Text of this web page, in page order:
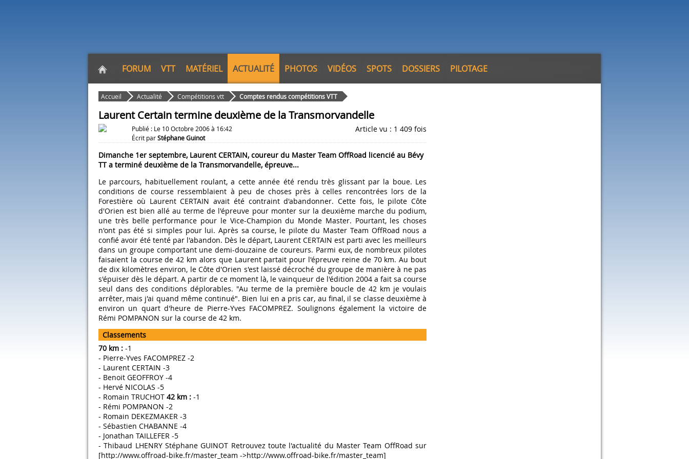
FORUM VTT MATÉRIEL ACTUALITÉ PHOTOS VIDÉOS SPOTS DOSSIERS PILOTAGE
Accueil Actualité Compétitions vtt Comptes rendus compétitions VTT
Laurent Certain termine deuxième de la Transmorvandelle
Publié : Le 10 Octobre 2006 à 16:42
Écrit parStéphane Guinot
Article vu : 1 409 fois
Dimanche 1er septembre, Laurent CERTAIN, coureur du Master Team OffRoad licencié au Bévy
TT a terminé deuxième de la Transmorvandelle, épreuve...
Le parcours, habituellement roulant, a cette année été rendu très glissant par la boue. Les
conditions de course ressemblaient à peu de choses près à celles rencontrées lors de la
Forestière où Laurent CERTAIN avait été contraint d'abandonner. Cette fois, le pilote Côte
d'Orien est bien allé au terme de l'épreuve pour monter sur la deuxième marche du podium,
une très belle performance pour le Vice-Champion du Monde Master. Pourtant, les choses
n'ont pas été si simples pour lui. Après sa course, le pilote du Master Team OffRoad nous a
confié avoir été tenté par l'abandon. Dès le départ, Laurent CERTAIN est parti avec les meilleurs
dans un groupe comportant une demi-douzaine de coureurs. Parmi eux, de nombreux pilotes
faisaient la course de 42 km alors que Laurent partait pour l'épreuve reine de 70 km. Au bout
de dix kilomètres environ, le Côte d'Orien s'est laissé décroché du groupe de manière à ne pas
s'épuiser dès le départ. A partir de ce moment là, le vainqueur de l'édition 2004 a fait sa course
seul dans des conditions déplorables. "Au terme de la première boucle de 42 km je voulais
arrêter, mais j'ai quand même continué". Bien lui en a pris car, au final, il se classe deuxième à
environ un quart d'heure de Pierre-Yves FACOMPREZ. Soulignons également la victoire de
Rémi POMPANON sur la course de 42 km.
Classements
70 km : -1
- Pierre-Yves FACOMPREZ -2
- Laurent CERTAIN -3
- Benoit GEOFFROY -4
- Hervé NICOLAS -5
- Romain TRUCHOT 42 km : -1
- Rémi POMPANON -2
- Romain DEKEZMAKER -3
- Sébastien CHABANNE -4
- Jonathan TAILLEFER -5
- Thibaud LHENRY Stéphane GUINOT Retrouvez toute l'actualité du Master Team OffRoad sur
[http://www.offroad-bike.fr/master_team ->http://www.offroad-bike.fr/master_team]